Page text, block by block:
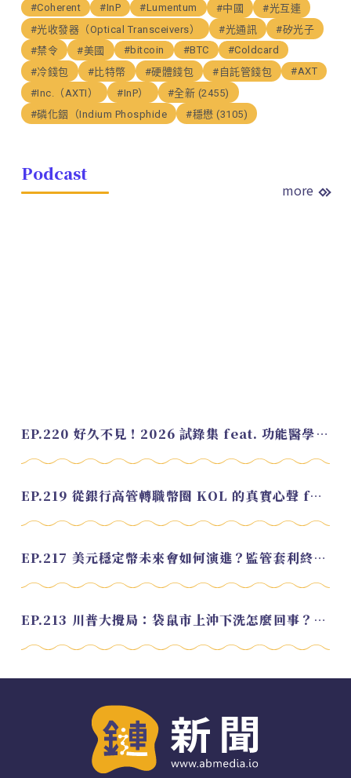
#Coherent
#InP #Lumentum #中國
#光互連
#光收發器（Optical Transceivers）
#光通訊
#矽光子
#禁令
#美國 #bitcoin #BTC
#Coldcard
#冷錢包
#比特幣 #硬體錢包 #自託管錢包
#AXT
#Inc.（AXTI）
#InP）
#全新 (2455)
#磷化銦（Indium Phosphide
#穩懋 (3105)
Podcast
more
EP.220 好久不見！2026 試錄集 feat. 功能醫學營養師 美寶
EP.219 從銀行高管轉職幣圈 KOL 的真實心聲 feat.龜大
EP.217 美元穩定幣未來會如何演進？監管套利終將收斂？feat. 研究員 余哲安
EP.213 川普大攪局：袋鼠市上沖下洗怎麼回事？feat. Alvin